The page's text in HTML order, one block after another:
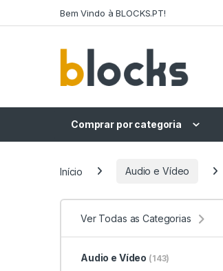
Bem Vindo à BLOCKS.PT!
Comprar por categoria
Início Audio e Vídeo
Ver Todas as Categorias
Audio e Vídeo (143)